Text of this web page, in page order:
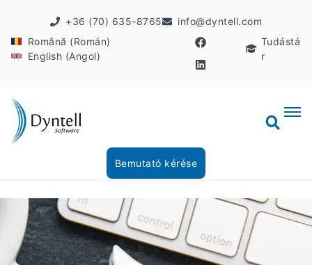
+36 (70) 635-8765
info@dyntell.com
Română (Román)
English (Angol)
Tudástá
r
Bemutató kérése